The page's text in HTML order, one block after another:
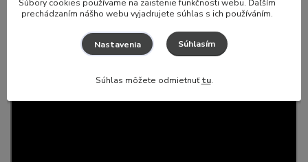
Súbory cookies používame na zaistenie funkčnosti webu. Ďaľším
prechádzaním nášho webu vyjadrujete súhlas s ich používáním.
Nastavenia Súhlasím
Súhlas môžete odmietnuťtu.